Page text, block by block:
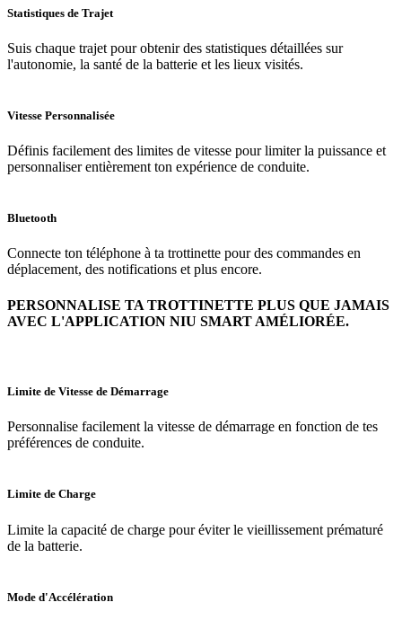
Statistiques de Trajet
Suis chaque trajet pour obtenir des statistiques détaillées sur
l'autonomie, la santé de la batterie et les lieux visités.
Vitesse Personnalisée
Définis facilement des limites de vitesse pour limiter la puissance et
personnaliser entièrement ton expérience de conduite.
Bluetooth
Connecte ton téléphone à ta trottinette pour des commandes en
déplacement, des notifications et plus encore.
PERSONNALISE TA TROTTINETTE PLUS QUE JAMAIS
AVEC L'APPLICATION NIU SMART AMÉLIORÉE.
Limite de Vitesse de Démarrage
Personnalise facilement la vitesse de démarrage en fonction de tes
préférences de conduite.
Limite de Charge
Limite la capacité de charge pour éviter le vieillissement prématuré
de la batterie.
Mode d'Accélération